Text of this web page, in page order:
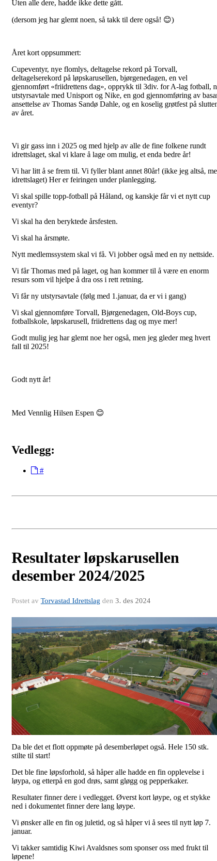
Uten alle dere, hadde ikke dette gått.
(dersom jeg har glemt noen, så takk til dere også! 😊)
Året kort oppsummert:
Cupeventyr, nye flomlys, deltagelse rekord på Torvall,
deltagelserekord på løpskarusellen, bjørgenedagen, en vel
gjennomført «friidrettens dag», opprykk til 3div. for A-lag fotball,
utstyrsavtale med Unisport og Nike, en god gjennomføring av
ansettelse av Thomas Sandø Dahle, og en koselig grøtfest på
av året.
Vi gir gass inn i 2025 og med hjelp av alle de fine folkene rundt
idrettslaget, skal vi klare å lage om mulig, et enda bedre år!
Vi har litt å se frem til. Vi fyller blant annet 80år! (ikke jeg altså,
idrettslaget) Her er feiringen under planlegging.
Vi skal spille topp-fotball på Håland, og kanskje får vi et nytt cup
eventyr?
Vi skal ha den beryktede årsfesten.
Vi skal ha årsmøte.
Nytt medlemssystem skal vi få. Vi jobber også med en ny nettside.
Vi får Thomas med på laget, og han kommer til å være en enorm
resurs som vil hjelpe å dra oss i rett retning.
Vi får ny utstyrsavtale (følg med 1.januar, da er vi i gang)
Vi skal gjennomføre Torvall, Bjørgenedagen, Old-Boys cup,
fotballskole, løpskarusell, friidrettens dag og mye mer!
Godt mulig jeg har glemt noe her også, men jeg gleder meg hvert
fall til 2025!
Godt nytt år!
Med Vennlig Hilsen Espen 😊
Vedlegg:
#
Resultater løpskarusellen
desember 2024/2025
Postet av Torvastad Idrettslag den 3. des 2024
Da ble det et flott oppmøte på desemberløpet også. Hele 150 stk.
stilte til start!
Det ble fine løpsforhold, så håper alle hadde en fin opplevelse i
løypa, og etterpå en god drøs, samt gløgg og pepperkaker.
Resultater finner dere i vedlegget. Øverst kort løype, og et stykke
ned i dokumentet finner dere lang løype.
Vi ønsker alle en fin og juletid, og så håper vi å sees til nytt løp 7.
januar.
Vi takker samtidig Kiwi Avaldsnes som sponser oss med frukt til
løpene!